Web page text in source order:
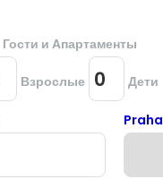
Гости и Aпартаменты
Взрослые Дети
Praha